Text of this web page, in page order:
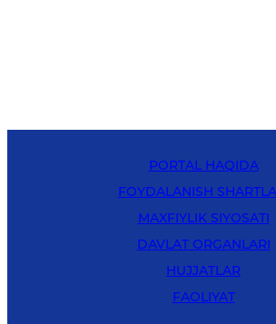
PORTAL HAQIDA
FOYDALANISH
MAXFIYLIK SIYOSATI
DAVLAT ORGANLARI
HUJJATLAR
FAOLIYAT